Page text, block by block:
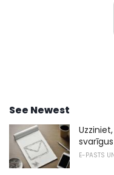
See Newest
E-PASTS